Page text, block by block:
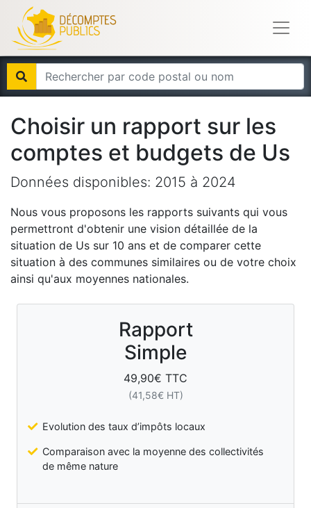
Choisir un rapport sur les
comptes et budgets de Us
Données disponibles: 2015 à 2024
Nous vous proposons les rapports suivants qui vous
permettront d'obtenir une vision détaillée de la
situation de Us sur 10 ans et de comparer cette
situation à des communes similaires ou de votre choix
ainsi qu'aux moyennes nationales.
Rapport
Simple
49,90€ TTC
(41,58€ HT)
Evolution des taux d’impôts locaux
Comparaison avec la moyenne des collectivités
de même nature